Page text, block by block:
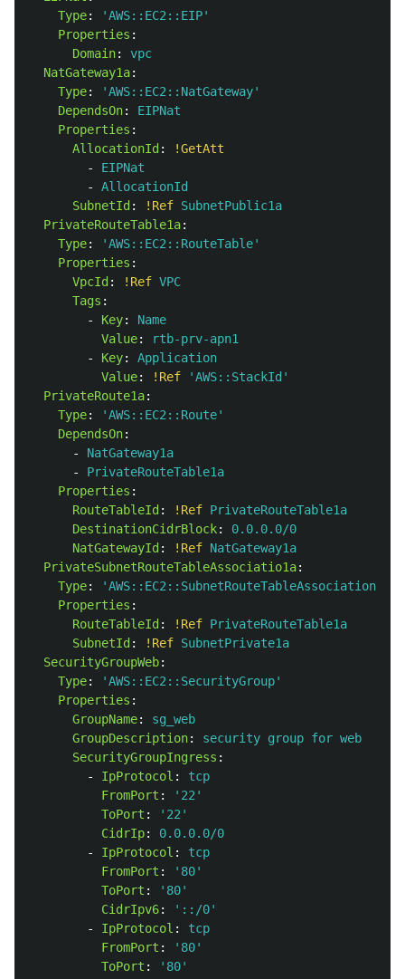
Type: 'AWS::EC2::EIP'
Properties :
Domain:
vpc
NatGateway1a:
Type: 'AWS::EC2::NatGateway'
DependsOn:
EIPNat
Properties :
AllocationId :
!GetAtt
-
EIPNat
-
AllocationId
SubnetId : !Ref SubnetPublic1a
PrivateRouteTable1a:
Type: 'AWS::EC2::RouteTable'
Properties :
VpcId : !Ref VPC
Tags :
-
Key:
Name
Value:
rtb-prv-apn1
-
Key:
Application
Value: !Ref 'AWS::StackId'
PrivateRoute1a:
Type: 'AWS::EC2::Route'
DependsOn:
-
NatGateway1a
-
PrivateRouteTable1a
Properties :
RouteTableId : !Ref PrivateRouteTable1a
DestinationCidrBlock:
0.0.0.0/0
NatGatewayId : !Ref NatGateway1a
PrivateSubnetRouteTableAssociatio1a:
Type: 'AWS::EC2::SubnetRouteTableAssociation'
Properties :
RouteTableId : !Ref PrivateRouteTable1a
SubnetId : !Ref SubnetPrivate1a
SecurityGroupWeb:
Type: 'AWS::EC2::SecurityGroup'
Properties :
GroupName:
sg_web
GroupDescription:
security group for web
SecurityGroupIngress :
-
IpProtocol :
tcp
FromPort : ' 22'
ToPort : ' 22'
CidrIp:
0.0.0.0/0
-
IpProtocol :
tcp
FromPort : ' 80'
ToPort : ' 80'
CidrIpv6: ' ::/0'
-
IpProtocol :
tcp
FromPort : ' 80'
ToPort : ' 80'